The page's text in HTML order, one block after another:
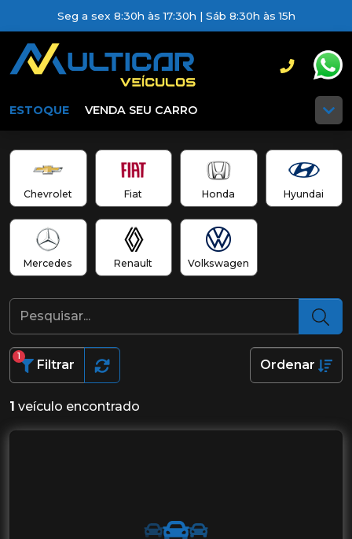
Seg a sex 8:30h às 17:30h | Sáb 8:30h às 15h
ESTOQUE VENDA SEU CARRO
Chevrolet Fiat Honda Hyundai
Mercedes Renault Volkswagen
Filtrar
1
Ordenar
1 veículo encontrado